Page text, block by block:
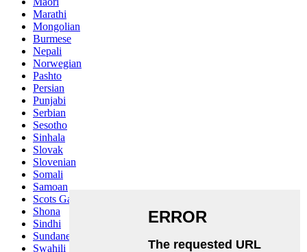
Marathi
Mongolian
Burmese
Nepali
Norwegian
Pashto
Persian
Punjabi
Serbian
Sesotho
Sinhala
Slovak
Slovenian
Somali
Samoan
Scots Gaelic
Shona
Sindhi
Sundanese
Swahili